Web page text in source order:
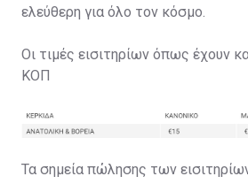
ελεύθερη για όλο τον κόσμο.
Οι τιμές εισιτηρίων όπως έχουν
ΚΟΠ
Τα σημεία πώλησης των